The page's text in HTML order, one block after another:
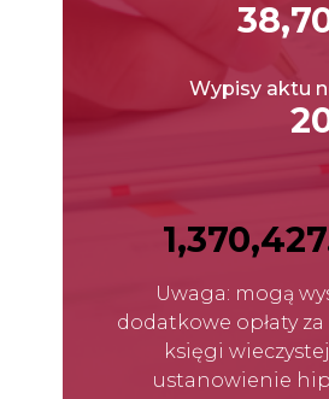
Wypisy aktu
Uwaga: mogą
dodatkowe opłaty za
księgi
ustanowienie